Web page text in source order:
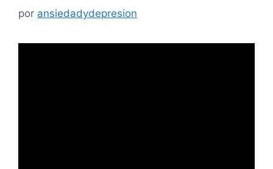
por ansiedadydepresion